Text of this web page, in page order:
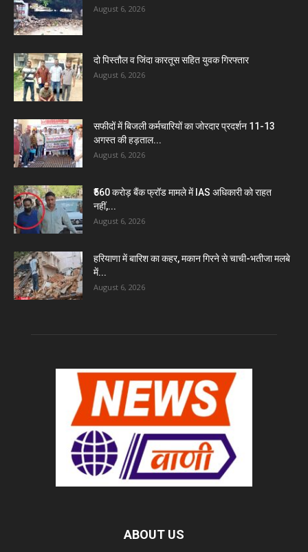
August 6, 2026
दो पिस्तौल व जिंदा कारतूस सहित युवक गिरफ्तार
August 6, 2026
सफीदों में बिजली कर्मचारियों का जोरदार प्रदर्शन 11-13
अगस्त की हड़ताल...
August 6, 2026
₹560 करोड़ बैंक फ्रॉड मामले में IAS अधिकारी को राहत
नहीं,...
August 6, 2026
हरियाणा में बारिश का कहर, मकान गिरने से चाची-भतीजा मलबे
में...
August 6, 2026
ABOUT US